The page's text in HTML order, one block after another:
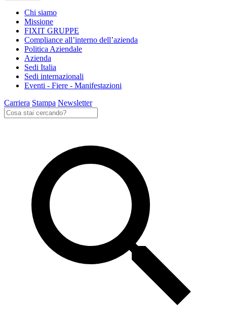
Chi siamo
Missione
FIXIT GRUPPE
Compliance all’interno dell’azienda
Politica Aziendale
Azienda
Sedi Italia
Sedi internazionali
Eventi - Fiere - Manifestazioni
Carriera Stampa Newsletter